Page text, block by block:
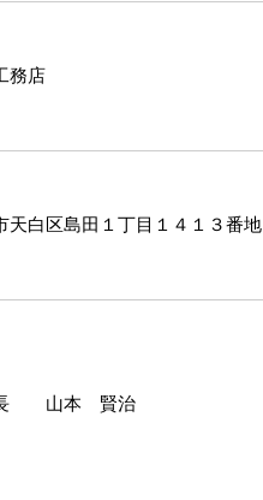
務店
天白区島田１丁目１４１３番地
長 山本 賢治